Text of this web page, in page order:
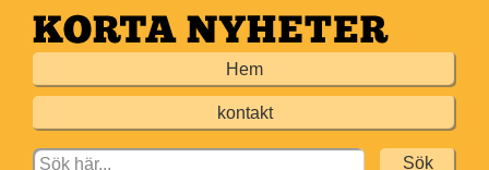
Hoppa
till
Hem
kontakt
Search